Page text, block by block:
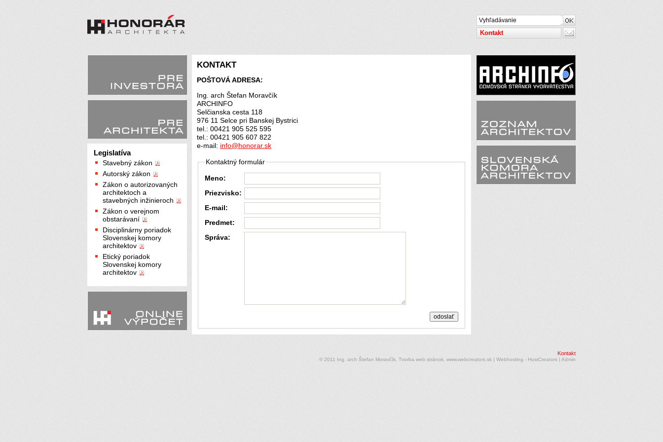
Kontakt
Legislatíva
Stavebný zákon
Autorský zákon
Zákon o autorizovaných
architektoch a
stavebných inžinieroch
Zákon o verejnom
obstarávaní
Disciplinárny poriadok
Slovenskej komory
architektov
Etický poriadok
Slovenskej komory
architektov
KONTAKT
POŠTOVÁ ADRESA:
Ing. arch Štefan Moravčík
ARCHINFO
Selčianska cesta 118
976 11 Selce pri Banskej Bystrici
tel.: 00421 905 525 595
tel.: 00421 905 607 822
e-mail: info@honorar.sk
Kontaktný formulár
Meno:
Priezvisko:
E-mail:
Predmet:
Správa:
Kontakt
© 2011 Ing. arch Štefan Moravčík, Tvorba web stránok, www.webcreators.sk | Webhosting - HostCreators | Admin